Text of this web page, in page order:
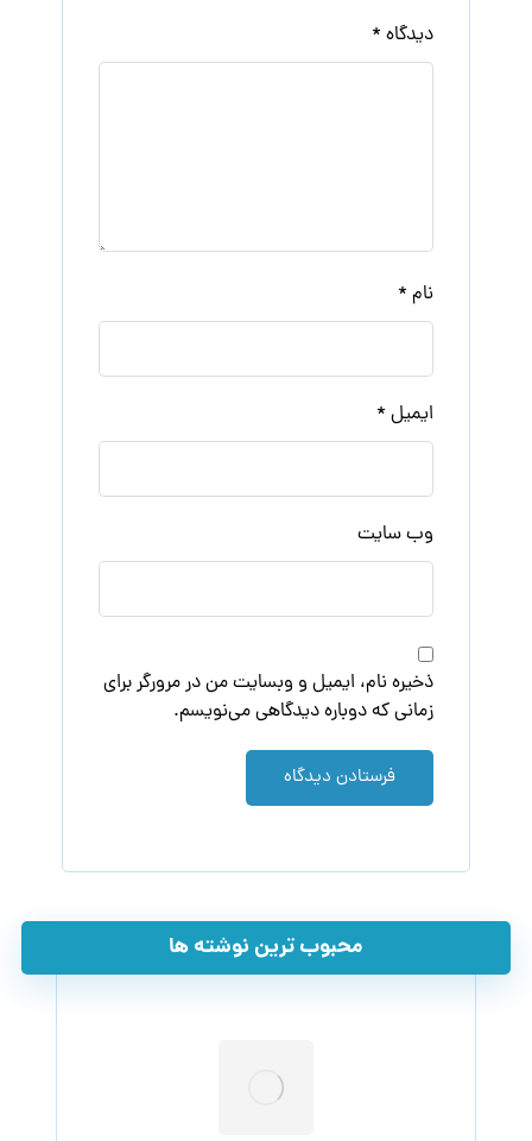
دیدگاه *
نام *
ایمیل *
وب‌ سایت
ذخیره نام، ایمیل و وبسایت من در مرورگر برای
زمانی که دوباره دیدگاهی می‌نویسم.
فرستادن دیدگاه
محبوب ترین نوشته ها